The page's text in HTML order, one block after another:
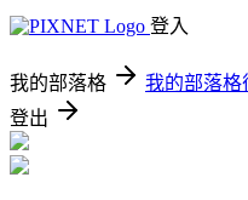
登入
我的部落格 我的部落格
登出